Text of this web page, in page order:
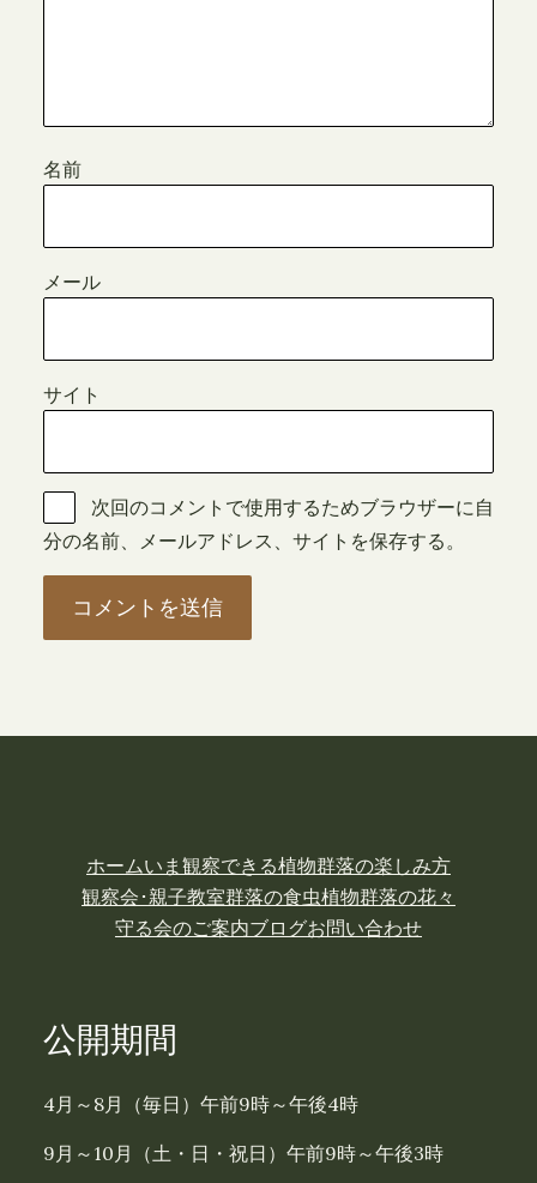
名前
メール
サイト
次回のコメントで使用するためブラウザーに自
分の名前、メールアドレス、サイトを保存する。
ホームいま観察できる植物群落の楽しみ方
観察会･親子教室群落の食虫植物群落の花々
守る会のご案内ブログお問い合わせ
公開期間
4月～8月（毎日）午前9時～午後4時
9月～10月（土・日・祝日）午前9時～午後3時